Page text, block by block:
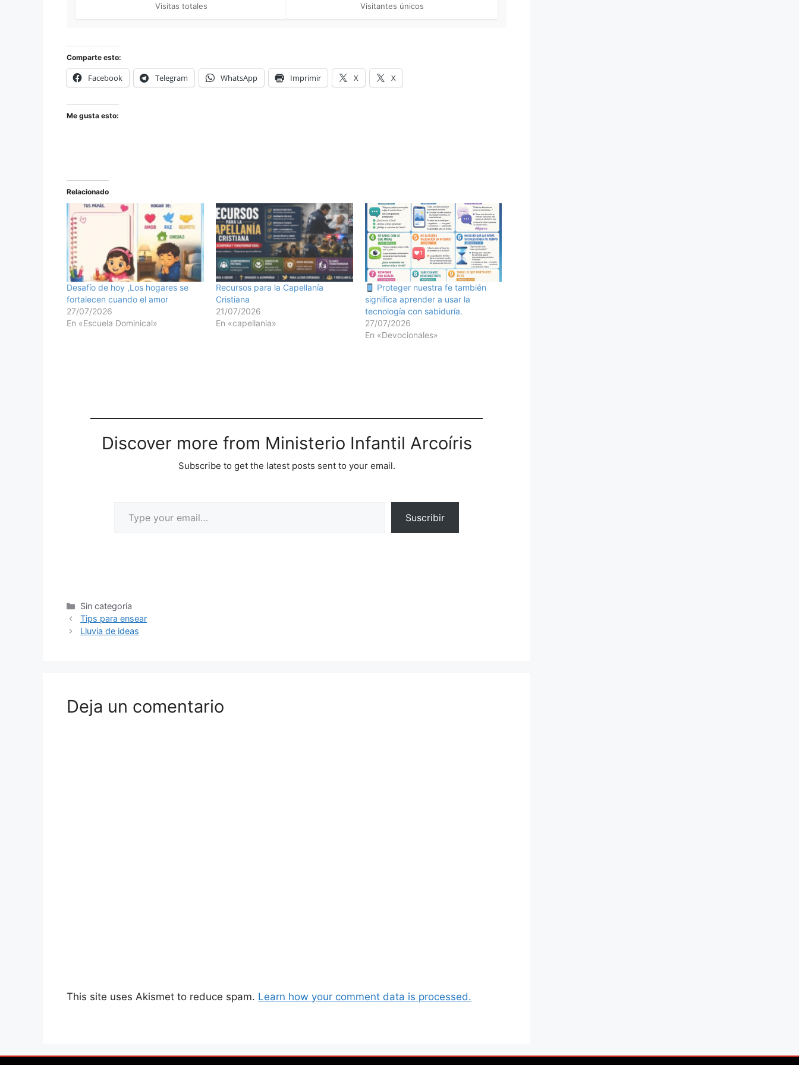
Visitas totales Visitantes únicos
Comparte esto:
Facebook Telegram WhatsApp Imprimir X X
Me gusta esto:
Relacionado
Desafío de hoy ,Los hogares se
fortalecen cuando el amor
27/07/2026
En «Escuela Dominical»
Recursos para la Capellanía
Cristiana
21/07/2026
En «capellania»
Proteger nuestra fe también
significa aprender a usar la
tecnología con sabiduría.
27/07/2026
En «Devocionales»
Discover more from Ministerio Infantil Arcoíris
Subscribe to get the latest posts sent to your email.
Suscribir
Sin categoría
Tips para ensear
Lluvia de ideas
Deja un comentario
This site uses Akismet to reduce spam. Learn how your comment data is processed.